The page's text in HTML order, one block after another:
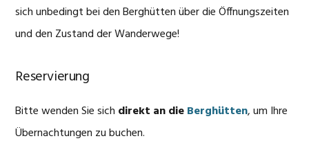
sich unbedingt bei den Berghütten über die Öffnungszeiten
und den Zustand der Wanderwege!
Reservierung
Bitte wenden Sie sich direkt an dieBerghütten, um Ihre
Übernachtungen zu buchen.